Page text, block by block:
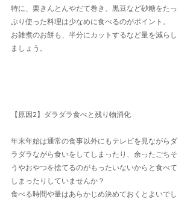
特に、栗きんとんやだて巻き、黒豆など砂糖をたっ
ぷり使った料理は少なめに食べるのがポイント。
お雑煮のお餅も、半分にカットするなど量を減らし
ましょう。
【原因2】ダラダラ食べと残り物消化
年末年始は通常の食事以外にもテレビを見ながらダ
ラダラながら食いをしてしまったり、余ったごちそ
うやおやつを捨てるのがもったいないからと食べて
しまったりしていませんか？
食べる時間や量はあらかじめ決めておくとよいでし